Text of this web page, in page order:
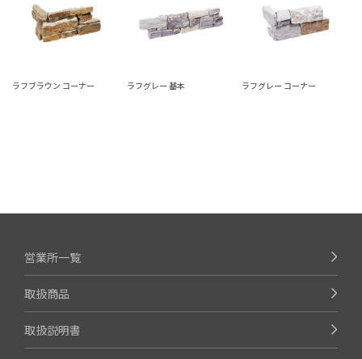
ラフブラウン コーナー ラフグレー 基本 ラフグレー コーナー
営業所一覧
取扱商品
取扱説明書